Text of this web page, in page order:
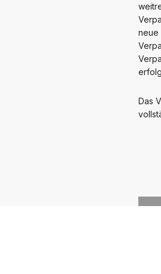
neue
Das